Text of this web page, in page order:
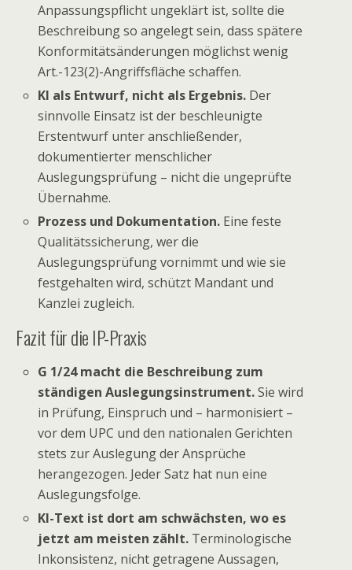
Anpassungspflicht ungeklärt ist, sollte die
Beschreibung so angelegt sein, dass spätere
Konformitätsänderungen möglichst wenig
Art.-123(2)-Angriffsfläche schaffen.
KI als Entwurf, nicht als Ergebnis. Der
sinnvolle Einsatz ist der beschleunigte
Erstentwurf unter anschließender,
dokumentierter menschlicher
Auslegungsprüfung – nicht die ungeprüfte
Übernahme.
Prozess und Dokumentation. Eine feste
Qualitätssicherung, wer die
Auslegungsprüfung vornimmt und wie sie
festgehalten wird, schützt Mandant und
Kanzlei zugleich.
Fazit für die IP-Praxis
G 1/24 macht die Beschreibung zum
ständigen Auslegungsinstrument.Sie wird
in Prüfung, Einspruch und – harmonisiert –
vor dem UPC und den nationalen Gerichten
stets zur Auslegung der Ansprüche
herangezogen. Jeder Satz hat nun eine
Auslegungsfolge.
KI-Text ist dort am schwächsten, wo es
jetzt am meisten zählt. Terminologische
Inkonsistenz, nicht getragene Aussagen,